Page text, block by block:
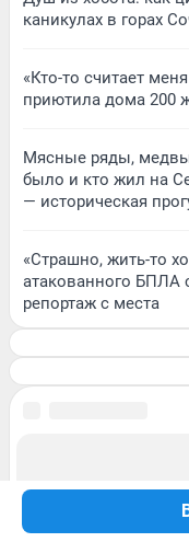
каникулах в горах
«Кто-то считает
приютила дома 200
Мясные ряды,
было и кто жил на
— историческая
«Страшно, жить-то
атакованного БПЛА
репортаж с места